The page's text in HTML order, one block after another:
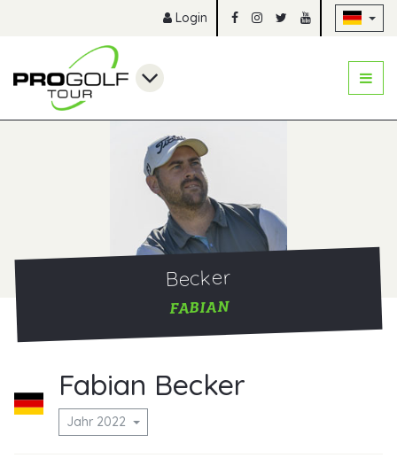
Login
Becker
FABIAN
Fabian Becker
Jahr 2022